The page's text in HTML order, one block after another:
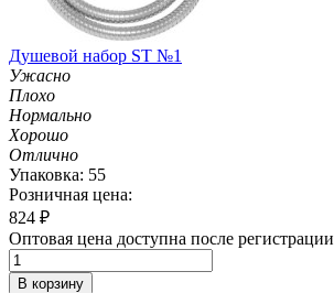
Душевой набор ST №1
Ужасно
Плохо
Нормально
Хорошо
Отлично
Упаковка: 55
Розничная цена:
824 ₽
Оптовая цена доступна после регистрации
В корзину